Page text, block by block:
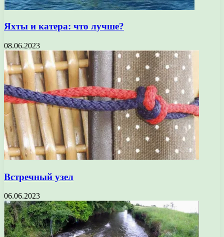
Яхты и катера: что лучше?
08.06.2023
Встречный узел
06.06.2023